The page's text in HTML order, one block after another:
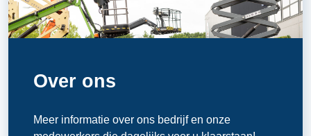
Over ons
Meer informatie over ons bedrijf en onze